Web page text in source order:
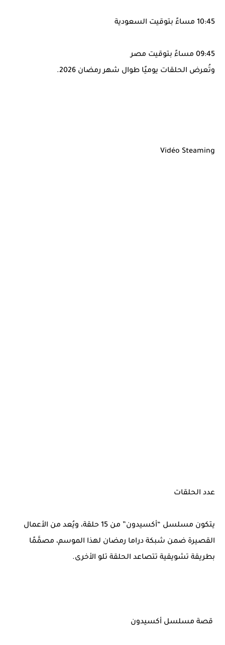
10:45 مساءً بتوقيت السعودية
09:45 مساءً بتوقيت مصر
وتُعرض الحلقات يوميًا طوال شهر رمضان 2026.
Vidéo Steaming
عدد الحلقات
يتكون مسلسل “أكسيدون” من 15 حلقة، ويُعد من الأعمال
القصيرة ضمن شبكة دراما رمضان لهذا الموسم، مصمَّمًا
بطريقة تشويقية تتصاعد الحلقة تلو الأخرى.
قصة مسلسل أكسيدون